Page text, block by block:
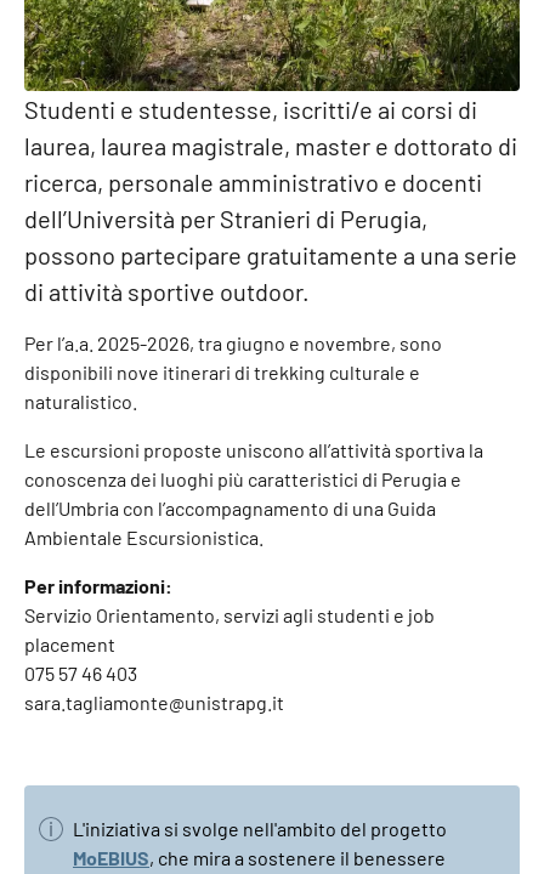
Studenti e studentesse, iscritti/e ai corsi di
laurea, laurea magistrale, master e dottorato di
ricerca, personale amministrativo e docenti
dell’Università per Stranieri di Perugia,
possono partecipare gratuitamente a una serie
di attività sportive outdoor.
Per l’a.a. 2025-2026, tra giugno e novembre, sono
disponibili nove itinerari di trekking culturale e
naturalistico.
Le escursioni proposte uniscono all’attività sportiva la
conoscenza dei luoghi più caratteristici di Perugia e
dell’Umbria con l’accompagnamento di una Guida
Ambientale Escursionistica.
Per informazioni:
Servizio Orientamento, servizi agli studenti e job
placement
075 57 46 403
sara.tagliamonte@unistrapg.it
L'iniziativa si svolge nell'ambito del progetto
MoEBIUS, che mira a sostenere il benessere